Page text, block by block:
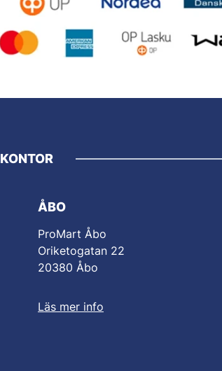
KONTOR
ÅBO
ProMart Åbo
Oriketogatan 22
20380 Åbo
Läs mer info